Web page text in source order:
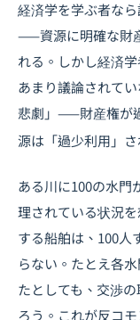
経済学を学ぶ者な
——資源に明確な財
れる。しかし経済
あまり議論されて
悲劇」——財産権が
源は「過少利用」さ
ある川に100の水門
理されている状況
する船舶は、100人
らない。たとえ各
たとしても、交渉
ろう。これが反コ